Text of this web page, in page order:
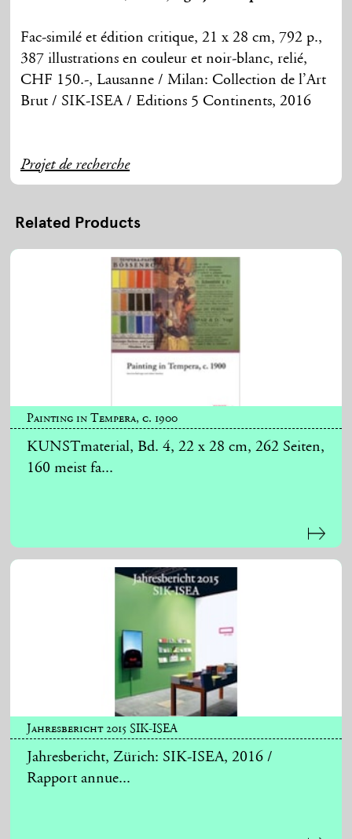
Fac-similé et édition critique, 21 x 28 cm, 792 p.,
387 illustrations en couleur et noir-blanc, relié,
CHF 150.-, Lausanne / Milan: Collection de l’Art
Brut / SIK-ISEA / Editions 5 Continents, 2016
Projet de recherche
Related Products
Painting in Tempera, c. 1900
KUNSTmaterial, Bd. 4, 22 x 28 cm, 262 Seiten,
160 meist fa...
Jahresbericht 2015 SIK-ISEA
Jahresbericht, Zürich: SIK-ISEA, 2016 /
Rapport annue...